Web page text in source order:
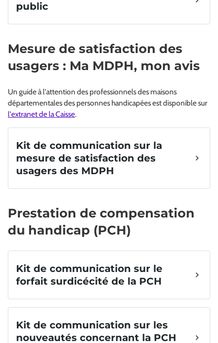
Mesure de satisfaction des
usagers : Ma MDPH, mon avis
Un guide à l'attention des professionnels des maisons
départementales des personnes handicapées est disponible sur
l'extranet de la Caisse.
Prestation de compensation
du handicap (PCH)